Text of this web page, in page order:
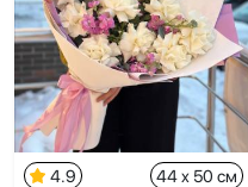
4.9 44 x 50 см